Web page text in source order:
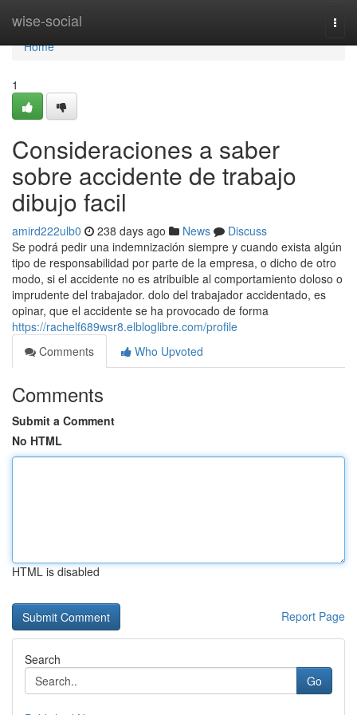
wise-social
Home
Home
1
Consideraciones a saber
sobre accidente de trabajo
dibujo facil
amird222ulb0 238 days ago News
Discuss
Se podrá pedir una indemnización siempre y cuando exista algún
tipo de responsabilidad por parte de la empresa, o dicho de otro
modo, si el accidente no es atribuible al comportamiento doloso o
imprudente del trabajador. dolo del trabajador accidentado, es
opinar, que el accidente se ha provocado de forma
https://rachelf689wsr8.elbloglibre.com/profile
Comments
Who Upvoted
Comments
Submit a Comment
No HTML
HTML is disabled
Report Page
Search
Go